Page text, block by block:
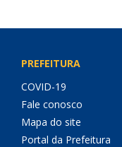
PREFEITURA
COVID-19
Fale conosco
Mapa do site
Portal da Prefeitura